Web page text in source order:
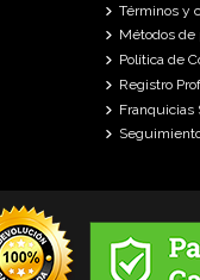
Términos y
Métodos de
Política de
Registro
Franquicias